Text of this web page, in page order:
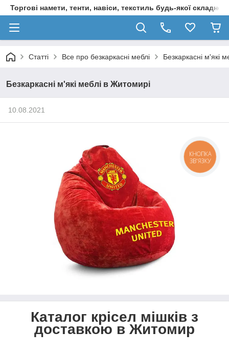
Торгові намети, тенти, навіси, текстиль будь-якої
Статті Все про безкаркасні меблі Безкаркасні м'які
Безкаркасні м'які меблі в Житомирі
10.08.2021
Каталог крісел мішків з
доставкою в Житомир
КНОПКА
ЗВ'ЯЗКУ